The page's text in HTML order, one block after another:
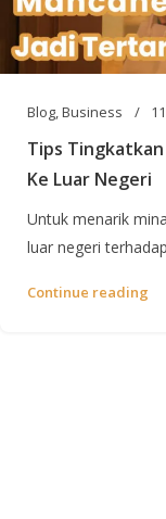
Blog,Business
Tips
Ke Luar Negeri
Untuk menarik
luar negeri
Continue reading